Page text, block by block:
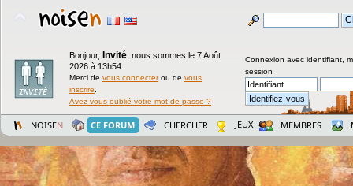
Bonjour, Invité nous sommes le 7 Août
2026 à 13h54.
Merci de vous connecterou de vous
inscrire
Avez-vous oublié votre mot de passe ?
Connexion avec identifiant,
session
NOISEN CE FORUM CHERCHER JEUX MEMBRES